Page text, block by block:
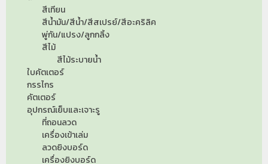
สีเทียน
สีน้ำมัน/สีน้ำ/สีสเปรย์/สีอะคริลิค
พู่กัน/แปรง/ลูกกลิ้ง
สีไม้
สีไม้ระบายน้ำ
ใบคัตเตอร์
กรรไกร
คัตเตอร์
อุปกรณ์เย็บและเจาะรู
ที่ถอนลวด
เครื่องเข้าเล่ม
ลวดยิงบอร์ด
เครื่องยิงบอร์ด